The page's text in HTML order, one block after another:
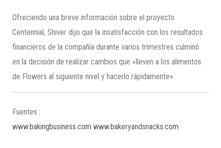
Ofreciendo una breve información sobre el proyecto
Centennial, Shiver dijo que la insatisfacción con los resultados
financieros de la compañía durante varios trimestres culminó
en la decisión de realizar cambios que «lleven a los alimentos
de Flowers al siguiente nivel y hacerlo rápidamente».
Fuentes :
www.bakingbusiness.com www.bakeryandsnacks.com